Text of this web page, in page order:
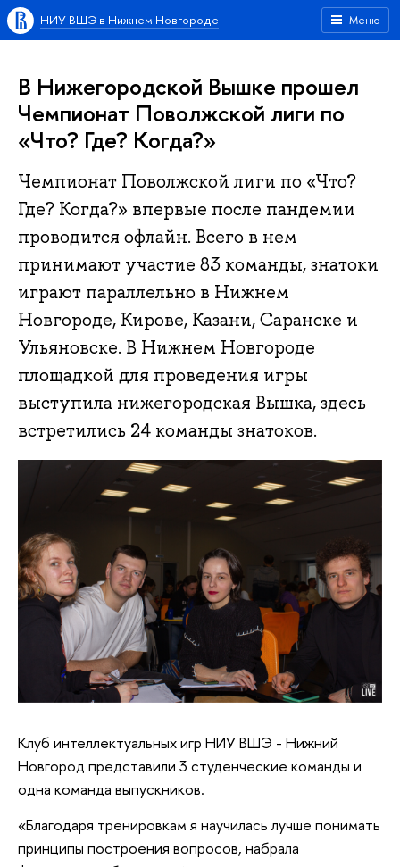
Меню
НИУ ВШЭ в Нижнем Новгороде
В Нижегородской Вышке прошел
Чемпионат Поволжской лиги по
«Что? Где? Когда?»
Чемпионат Поволжской лиги по «Что?
Где? Когда?» впервые после пандемии
проводится офлайн. Всего в нем
принимают участие 83 команды, знатоки
играют параллельно в Нижнем
Новгороде, Кирове, Казани, Саранске и
Ульяновске. В Нижнем Новгороде
площадкой для проведения игры
выступила нижегородская Вышка, здесь
встретились 24 команды знатоков.
Клуб интеллектуальных игр НИУ ВШЭ - Нижний
Новгород представили 3 студенческие команды и
одна команда выпускников.
«Благодаря тренировкам я научилась лучше понимать
принципы построения вопросов, набрала